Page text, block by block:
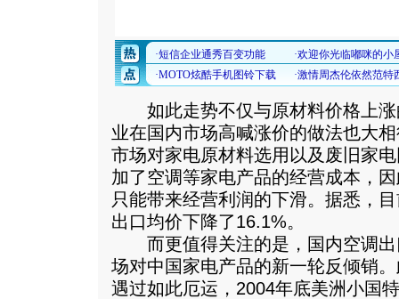
如此走势不仅与原材料价格上涨
业在国内市场高喊涨价的做法也大
市场对家电原材料选用以及废旧家
加了空调等家电产品的经营成本，
只能带来经营利润的下滑。据悉，
出口均价下降了16.1%。
而更值得关注的是，国内空调出
场对中国家电产品的新一轮反倾销
遇过如此厄运，2004年底美洲小国